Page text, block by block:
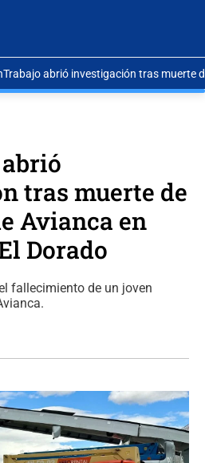
abrió investigación tras muerte
tras muerte de
Avianca en
Dorado
fallecimiento de un joven